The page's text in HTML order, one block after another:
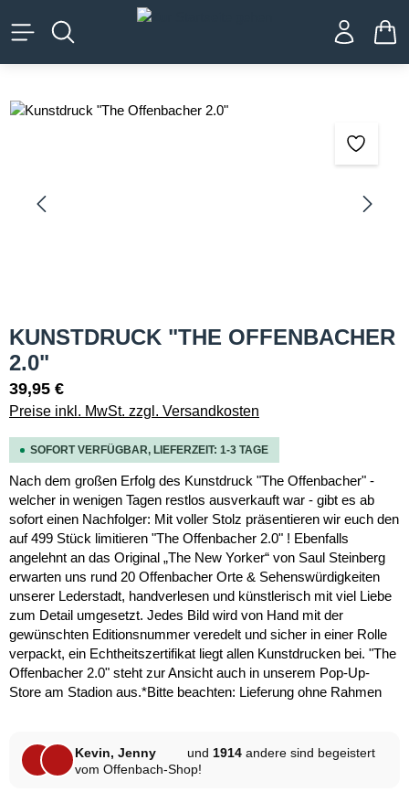
springen
Bildergalerie überspringen
KUNSTDRUCK "THE OFFENBACHER
2.0"
39,95 €
Preise inkl. MwSt. zzgl. Versandkosten
SOFORT VERFÜGBAR, LIEFERZEIT: 1-3 TAGE
Nach dem großen Erfolg des Kunstdruck "The Offenbacher" -
welcher in wenigen Tagen restlos ausverkauft war - gibt es ab
sofort einen Nachfolger: Mit voller Stolz präsentieren wir euch den
auf 499 Stück limitieren "The Offenbacher 2.0" ! Ebenfalls
angelehnt an das Original „The New Yorker“ von Saul Steinberg
erwarten uns rund 20 Offenbacher Orte & Sehenswürdigkeiten
unserer Lederstadt, handverlesen und künstlerisch mit viel Liebe
zum Detail umgesetzt. Jedes Bild wird von Hand mit der
gewünschten Editionsnummer veredelt und sicher in einer Rolle
verpackt, ein Echtheitszertifikat liegt allen Kunstdrucken bei. "The
Offenbacher 2.0" steht zur Ansicht auch in unserem Pop-Up-
Store am Stadion aus.*Bitte beachten: Lieferung ohne Rahmen
Kevin, Jenny und 1914 andere sind begeistert
vom Offenbach-Shop!